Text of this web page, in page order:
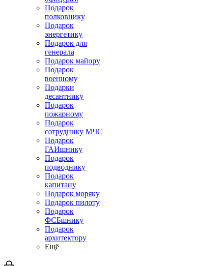
Подарок
полковнику
Подарок
энергетику
Подарок для
генерала
Подарок майору
Подарок
военному
Подарки
десантнику
Подарок
пожарному
Подарок
сотруднику МЧС
Подарок
ГАИшнику
Подарок
подводнику
Подарок
капитану
Подарок моряку
Подарок пилоту
Подарок
ФСБшнику
Подарок
архитектору
Ещё